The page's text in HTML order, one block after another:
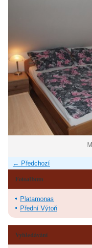
← Předchozí
Fotoalbum
Platamonas
Přední Výtoň
Vyhledávání